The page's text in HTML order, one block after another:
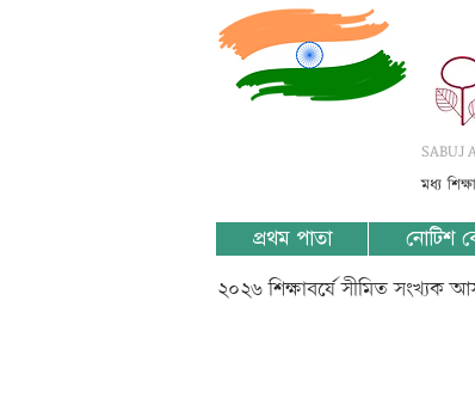
মধ্য
প্রথম পাতা নোটিশ
২০২৬ শিক্ষাবর্ষে সীমিত সংখ্যক